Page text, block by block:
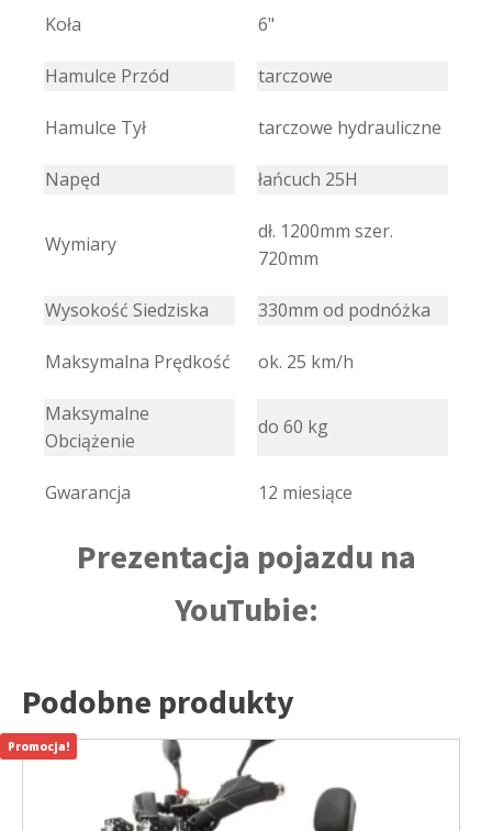
Koła 6"
Hamulce Przód tarczowe
Hamulce Tył tarczowe hydrauliczne
Napęd łańcuch 25H
Wymiary
dł. 1200mm szer.
720mm
Wysokość Siedziska 330mm od podnóżka
Maksymalna Prędkość ok. 25 km/h
Maksymalne
Obciążenie
do 60 kg
Gwarancja 12 miesiące
Prezentacja pojazdu na
YouTubie:
Podobne produkty
Promocja!